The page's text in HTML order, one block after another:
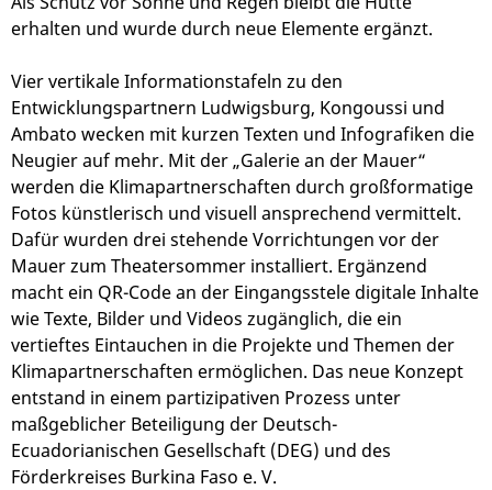
erhalten und wurde durch neue Elemente ergänzt.
Vier vertikale Informationstafeln zu den
Entwicklungspartnern Ludwigsburg, Kongoussi und
Ambato wecken mit kurzen Texten und Infografiken die
Neugier auf mehr. Mit der „Galerie an der Mauer“
werden die Klimapartnerschaften durch großformatige
Fotos künstlerisch und visuell ansprechend vermittelt.
Dafür wurden drei stehende Vorrichtungen vor der
Mauer zum Theatersommer installiert. Ergänzend
macht ein QR-Code an der Eingangsstele digitale Inhalte
wie Texte, Bilder und Videos zugänglich, die ein
vertieftes Eintauchen in die Projekte und Themen der
Klimapartnerschaften ermöglichen. Das neue Konzept
entstand in einem partizipativen Prozess unter
maßgeblicher Beteiligung der Deutsch-
Ecuadorianischen Gesellschaft (DEG) und des
Förderkreises Burkina Faso e. V.